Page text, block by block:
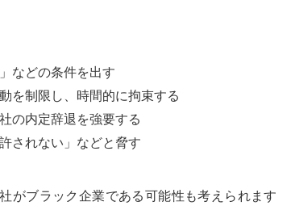
などの条件を出す
を制限し、時間的に拘束する
の内定辞退を強要する
されない」などと脅す
がブラック企業である可能性も考えられます